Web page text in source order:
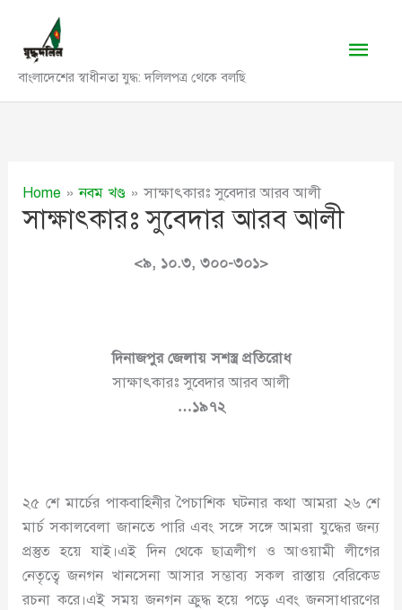
content
বাংলাদেশের স্বাধীনতা যুদ্ধ: দলিলপত্র থেকে বলছি
Main
Home নবম খণ্ড সাক্ষাৎকারঃ সুবেদার আরব আলী
সাক্ষাৎকারঃ সুবেদার আরব আলী
<৯, ১০.৩, ৩০০-৩০১>
দিনাজপুর জেলায় সশস্ত্র প্রতিরোধ
সাক্ষাৎকারঃ সুবেদার আরব আলী
…১৯৭২
২৫ শে মার্চের পাকবাহিনীর পৈচাশিক ঘটনার কথা আমরা ২৬ শে
মার্চ সকালবেলা জানতে পারি এবং সঙ্গে সঙ্গে আমরা যুদ্ধের জন্য
প্রস্তুত হয়ে যাই।এই দিন থেকে ছাত্রলীগ ও আওয়ামী লীগের
নেতৃত্বে জনগন খানসেনা আসার সম্ভাব্য সকল রাস্তায় বেরিকেড
রচনা করে।এই সময় জনগন ক্রুদ্ধ হয়ে পড়ে এবং জনসাধারণের